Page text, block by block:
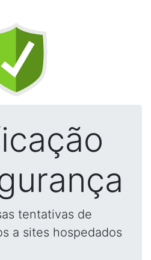
tentativas de
a sites hospedados